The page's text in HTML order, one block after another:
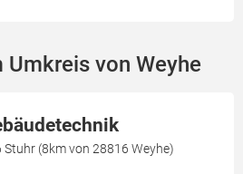
von Weyhe
(8km von 28816 Weyhe)